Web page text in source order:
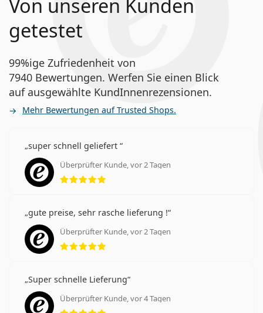
Von unseren Kunden
getestet
99%ige Zufriedenheit von
7940 Bewertungen. Werfen Sie einen Blick
auf ausgewählte KundInnenrezensionen.
Mehr Bewertungen auf Trusted Shops.
super schnell geliefert
Überprüfter Kunde, vor 2 Tagen
Bewertung 5 aus 5
gute preise, sehr rasche lieferung !
Überprüfter Kunde, vor 2 Tagen
Bewertung 5 aus 5
Super schnelle Lieferung
Überprüfter Kunde, vor 4 Tagen
Bewertung 5 aus 5